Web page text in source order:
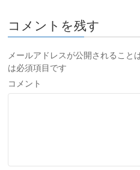
コメントを残す
メールアドレスが公開されること
は必須項目です
コメント